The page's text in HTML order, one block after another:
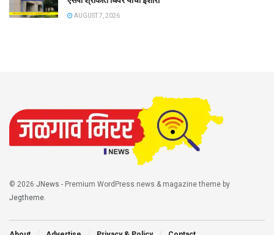
एसपी श्रीकांत धिवरे यांचा इशारा
AUGUST 7, 2026
© 2026 JNews - Premium WordPress news & magazine theme by
Jegtheme.